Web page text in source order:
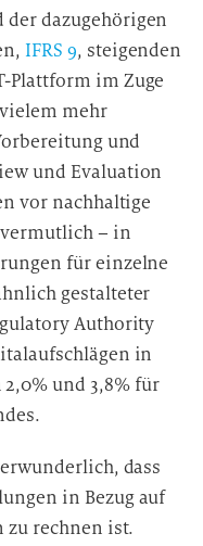
der dazugehörigen
IFRS 9, steigenden
Plattform im Zuge
mehr
und
und Evaluation
vor nachhaltige
– in
für einzelne
gestalteter
Authority
in
und 3,8% für
dass
in Bezug auf
rechnen ist.